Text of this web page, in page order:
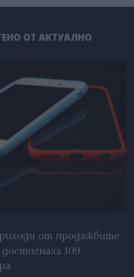
ОТ АКТУАЛНО
от продажбите
109